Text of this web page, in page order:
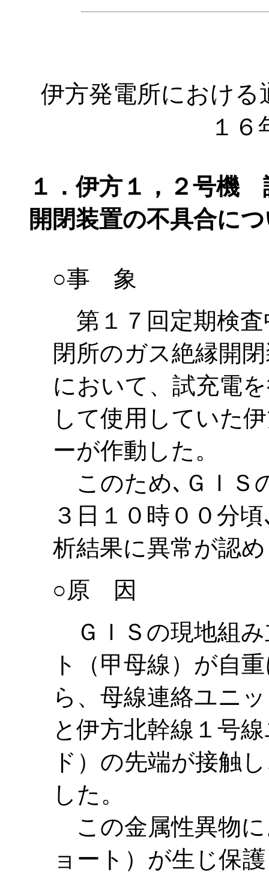
伊方発電所における
１６
１．伊方１，２号機
開閉装置の不具合に
○事 象
第１７回定期検査
閉所のガス絶縁開
において、試充電
して使用していた
ーが作動した。
このため､ＧＩＳ
３日１０時００分
析結果に異常が認
○原 因
ＧＩＳの現地組み
ト（甲母線）が自
ら、母線連絡ユニ
と伊方北幹線１号
ド）の先端が接触
した。
この金属性異物に
ョート）が生じ保